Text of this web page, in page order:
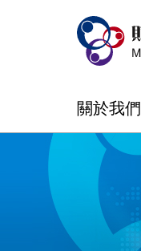
關於我們